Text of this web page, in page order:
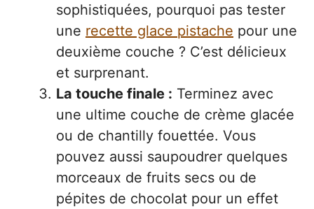
sophistiquées, pourquoi pas tester
une recette glace pistache pour une
deuxième couche ? C’est délicieux
et surprenant.
La touche finale : Terminez avec
une ultime couche de crème glacée
ou de chantilly fouettée. Vous
pouvez aussi saupoudrer quelques
morceaux de fruits secs ou de
pépites de chocolat pour un effet